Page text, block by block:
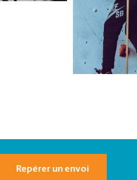
Repérer un envoi